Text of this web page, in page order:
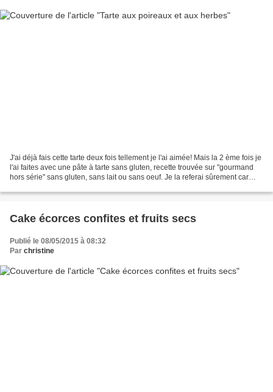
J'ai déjà fais cette tarte deux fois tellement je l'ai aimée! Mais la 2 ème fois je
l'ai faites avec une pâte à tarte sans gluten, recette trouvée sur "gourmand
hors série" sans gluten, sans lait ou sans oeuf. Je la referai sûrement car
Cake écorces confites et fruits secs
Publié le 08/05/2015 à 08:32
Par christine